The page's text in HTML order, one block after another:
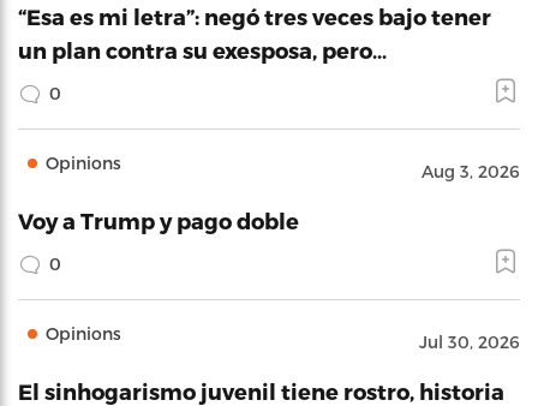
“Esa es mi letra”: negó tres veces bajo tener
un plan contra su exesposa, pero…
0
Opinions Aug 3, 2026
Voy a Trump y pago doble
0
Opinions Jul 30, 2026
El sinhogarismo juvenil tiene rostro, historia